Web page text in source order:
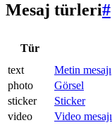
Mesaj türleri#
Tür
text
Metin mesajı
photo
Görsel
sticker
Sticker
video
Video mesajı